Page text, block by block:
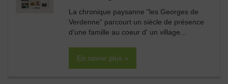
La chronique paysanne "les Georges de
Verdenne" parcourt un siècle de présence
d'une famille au coeur d' un village...
En savoir plus »